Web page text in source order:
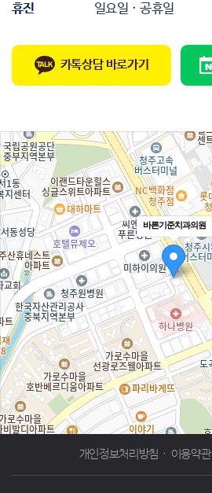
휴진
일요일 · 공휴일
카톡상담 바로가기
바른기준치과의원
개인정보처리방침 · 이용약관